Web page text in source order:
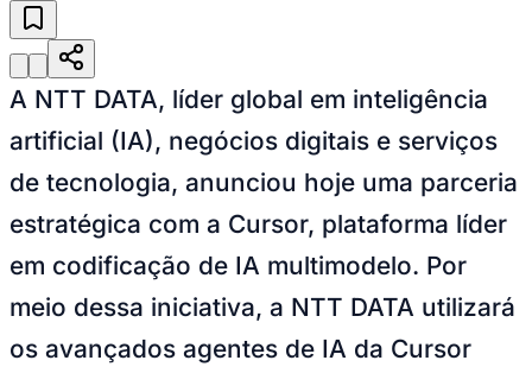
Juventude
A NTT DATA, líder global em inteligência
artificial (IA), negócios digitais e serviços
de tecnologia, anunciou hoje uma parceria
estratégica com a Cursor, plataforma líder
em codificação de IA multimodelo. Por
meio dessa iniciativa, a NTT DATA utilizará
os avançados agentes de IA da Cursor